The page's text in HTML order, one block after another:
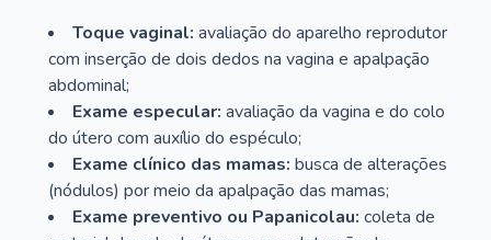
Toque vaginal: avaliação do aparelho reprodutor
com inserção de dois dedos na vagina e apalpação
abdominal;
Exame especular: avaliação da vagina e do colo
do útero com auxílio do espéculo;
Exame clínico das mamas: busca de alterações
(nódulos) por meio da apalpação das mamas;
Exame preventivo ou Papanicolau: coleta de